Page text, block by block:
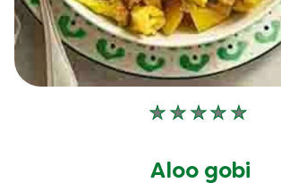
Aucune
soumise
Aloo gobi